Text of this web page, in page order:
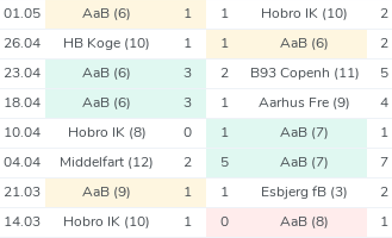
01.05 AaB (6) 1 1 Hobro IK (10) 2
26.04 HB Koge (10) 1 1 AaB (6) 2
23.04 AaB (6) 3 2 B93 Copenh (11) 5
18.04 AaB (6) 3 1 Aarhus Fre (9) 4
10.04 Hobro IK (8) 0 1 AaB (7) 1
04.04 Middelfart (12) 2 5 AaB (7) 7
21.03 AaB (9) 1 1 Esbjerg fB (3) 2
14.03 Hobro IK (10) 1 0 AaB (8) 1